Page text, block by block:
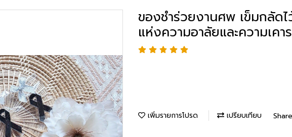
ของชำร่วยงานศพ เข็มกลัด
แห่งความอาลัยและความเคา
เพิ่มรายการโปรด เปรียบเทียบ Share